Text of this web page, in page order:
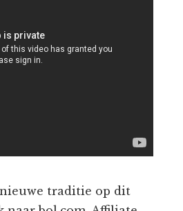
traditie op dit